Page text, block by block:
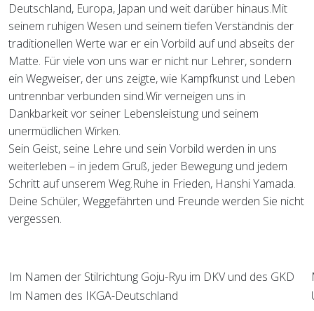
Deutschland, Europa, Japan und weit darüber hinaus.Mit
seinem ruhigen Wesen und seinem tiefen Verständnis der
traditionellen Werte war er ein Vorbild auf und abseits der
Matte. Für viele von uns war er nicht nur Lehrer, sondern
ein Wegweiser, der uns zeigte, wie Kampfkunst und Leben
untrennbar verbunden sind.Wir verneigen uns in
Dankbarkeit vor seiner Lebensleistung und seinem
unermüdlichen Wirken.
Sein Geist, seine Lehre und sein Vorbild werden in uns
weiterleben – in jedem Gruß, jeder Bewegung und jedem
Schritt auf unserem Weg.Ruhe in Frieden, Hanshi Yamada.
Deine Schüler, Weggefährten und Freunde werden Sie nicht
vergessen.
Im Namen der Stilrichtung Goju-Ryu im DKV und des GKD
Im Namen des IKGA-Deutschland